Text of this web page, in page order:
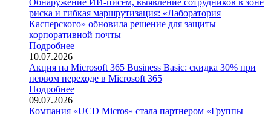
риска и гибкая маршрутизация: «Лаборатория
Касперского» обновила решение для защиты
корпоративной почты
Подробнее
10.07.2026
Акция на Microsoft 365 Business Basic: скидка 30% при
первом переходе в Microsoft 365
Подробнее
09.07.2026
Компания «UCD Micros» стала партнером «Группы